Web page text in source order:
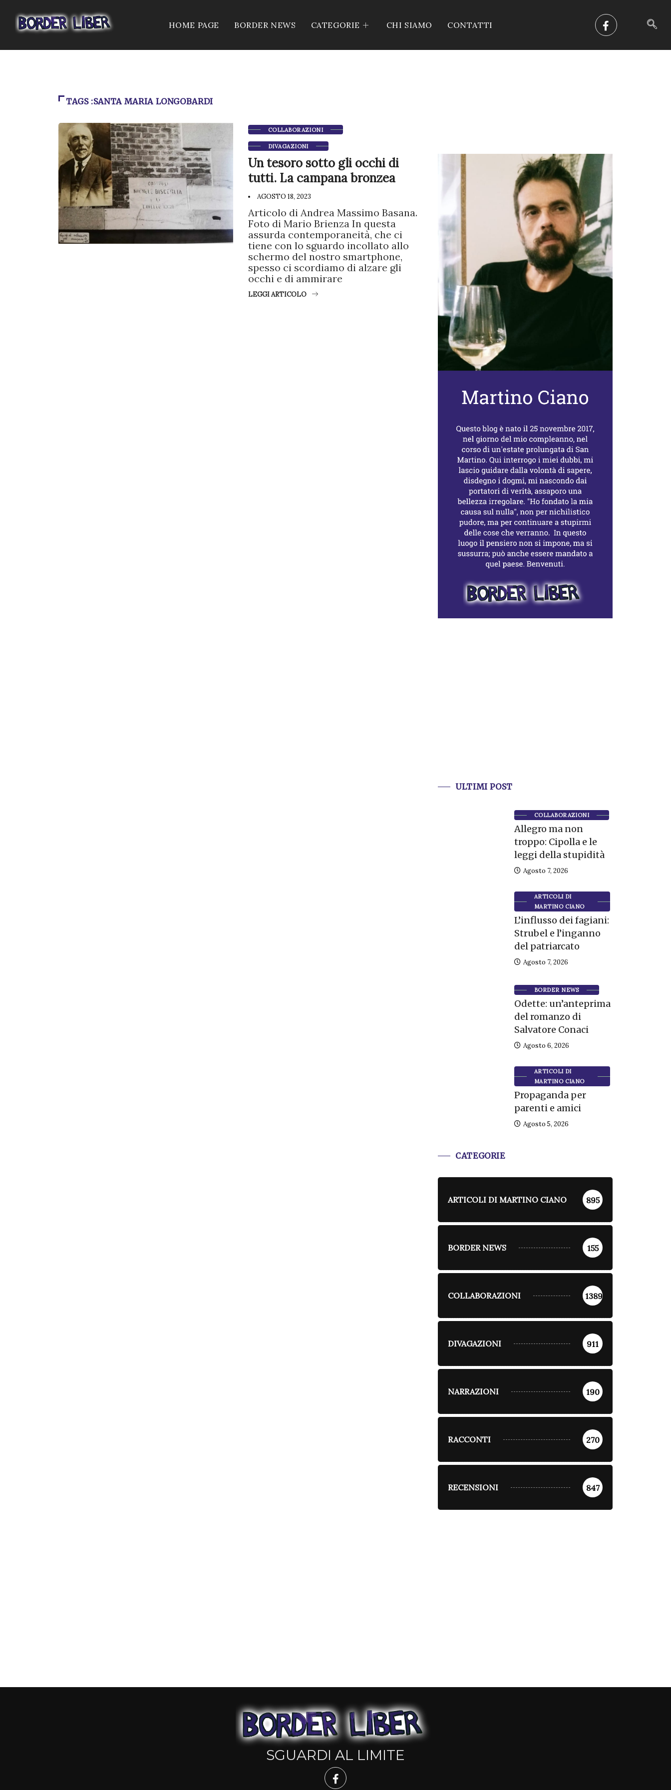
HOME PAGE BORDER NEWS CATEGORIE CHI SIAMO CONTATTI
TAGS :SANTA MARIA LONGOBARDI
COLLABORAZIONI
DIVAGAZIONI
Un tesoro sotto gli occhi di
tutti. La campana bronzea
AGOSTO 18, 2023
Articolo di Andrea Massimo Basana.
Foto di Mario Brienza In questa
assurda contemporaneità, che ci
tiene con lo sguardo incollato allo
schermo del nostro smartphone,
spesso ci scordiamo di alzare gli
occhi e di ammirare
LEGGI ARTICOLO
ULTIMI POST
COLLABORAZIONI
Allegro ma non
troppo: Cipolla e le
leggi della stupidità
Agosto 7, 2026
ARTICOLI DI
MARTINO CIANO
L’influsso dei fagiani:
Strubel e l’inganno
del patriarcato
Agosto 7, 2026
BORDER NEWS
Odette: un’anteprima
del romanzo di
Salvatore Conaci
Agosto 6, 2026
ARTICOLI DI
MARTINO CIANO
Propaganda per
parenti e amici
Agosto 5, 2026
CATEGORIE
ARTICOLI DI MARTINO CIANO 895
BORDER NEWS 155
COLLABORAZIONI 1389
DIVAGAZIONI 911
NARRAZIONI 190
RACCONTI 270
RECENSIONI 847
SGUARDI AL LIMITE